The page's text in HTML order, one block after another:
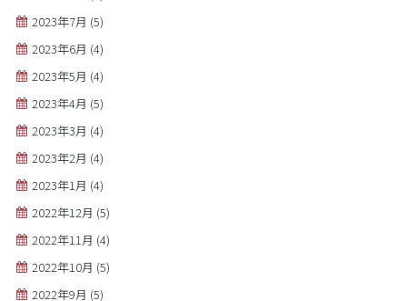
2023年7月 (5)
2023年6月 (4)
2023年5月 (4)
2023年4月 (5)
2023年3月 (4)
2023年2月 (4)
2023年1月 (4)
2022年12月 (5)
2022年11月 (4)
2022年10月 (5)
2022年9月 (5)